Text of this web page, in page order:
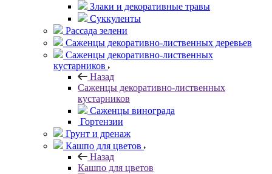
Злаки и декоративные травы
Суккуленты
Рассада зелени
Саженцы декоративно-лиственных деревьев
Саженцы декоративно-лиственных
кустарников
Назад
Саженцы декоративно-лиственных
кустарников
Саженцы винограда
Гортензии
Грунт и дренаж
Кашпо для цветов
Назад
Кашпо для цветов